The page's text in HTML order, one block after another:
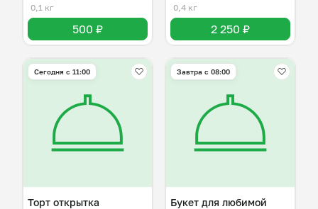
0,1 кг
500 ₽
0,4 кг
2 250 ₽
Сегодня с 11:00
Торт открытка
Завтра c 08:00
Букет для любимой